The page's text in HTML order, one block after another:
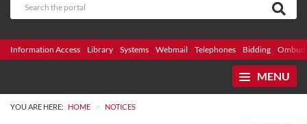
Information Access Library Systems Webmail Telephones Bidding
MENU
YOU ARE HERE: HOME > NOTICES